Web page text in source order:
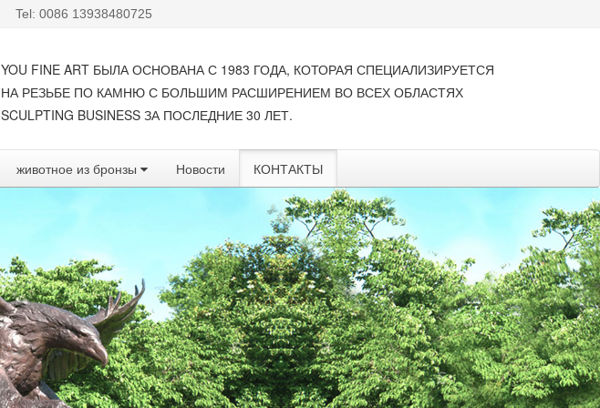
Tel: 0086 13938480725
YOU FINE ART БЫЛА ОСНОВАНА С 1983 ГОДА, КОТОРАЯ СПЕЦИАЛИЗИРУЕТСЯ
НА РЕЗЬБЕ ПО КАМНЮ С БОЛЬШИМ РАСШИРЕНИЕМ ВО ВСЕХ ОБЛАСТЯХ
SCULPTING BUSINESS ЗА ПОСЛЕДНИЕ 30 ЛЕТ.
животное из бронзы Новости КОНТАКТЫ